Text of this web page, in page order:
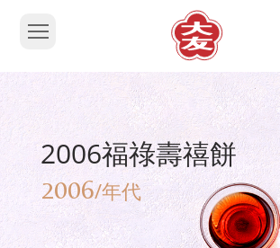
2006福祿壽禧餅
2006/年代